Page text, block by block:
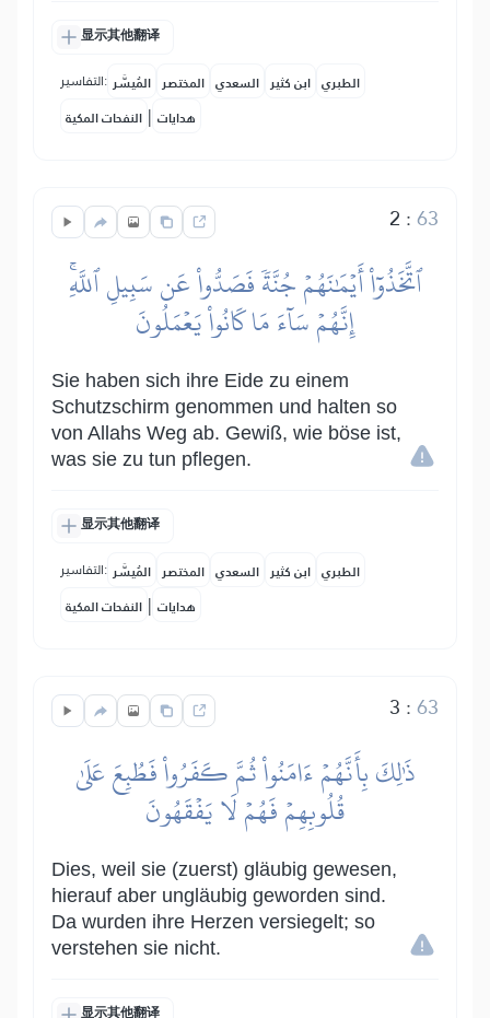
显示其他翻译
التفاسير: المُيسَّر المختصر السعدي ابن كثير الطبري
النفحات المكية | هدايات
2 :63
ٱتَّخَذُوٓاْ أَيۡمَٰنَهُمۡ جُنَّةٗ فَصَدُّواْ عَن سَبِيلِ ٱللَّهِۚ
إِنَّهُمۡ سَآءَ مَا كَانُواْ يَعۡمَلُونَ
Sie haben sich ihre Eide zu einem
Schutzschirm genommen und halten so
von Allahs Weg ab. Gewiß, wie böse ist,
was sie zu tun pflegen.
显示其他翻译
التفاسير: المُيسَّر المختصر السعدي ابن كثير الطبري
النفحات المكية | هدايات
3 :63
ذَٰلِكَ بِأَنَّهُمۡ ءَامَنُواْ ثُمَّ كَفَرُواْ فَطُبِعَ عَلَىٰ
قُلُوبِهِمۡ فَهُمۡ لَا يَفۡقَهُونَ
Dies, weil sie (zuerst) gläubig gewesen,
hierauf aber ungläubig geworden sind.
Da wurden ihre Herzen versiegelt; so
verstehen sie nicht.
显示其他翻译